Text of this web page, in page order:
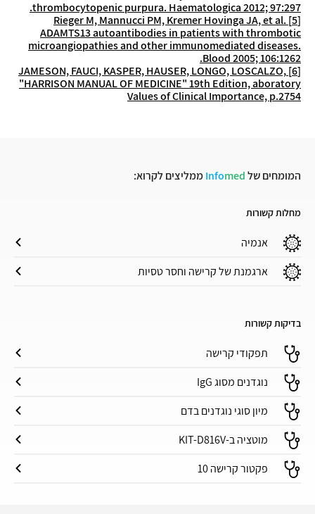
thrombocytopenic purpura. Haematologica 2012; 97:297.
[5]
Rieger M, Mannucci PM, Kremer Hovinga JA, et al.
ADAMTS13 autoantibodies in patients with thrombotic
microangiopathies and other immunomediated diseases.
Blood 2005; 106:1262.
[6]
JAMESON, FAUCI, KASPER, HAUSER, LONGO, LOSCALZO,
"HARRISON MANUAL OF MEDICINE" 19th Edition, aboratory
Values of Clinical Importance, p.2754
המומחים של Infomed ממליצים לקרוא:
מחלות קשורות
אנמיה
ארגמנת של קרישה וחסר טסיות
בדיקות קשורות
תפקודי קרישה
נוגדנים מסוג IgG
מיון סוגי נוגדנים בדם
מוטציה ב-KIT-D816V
פקטור קרישה 10